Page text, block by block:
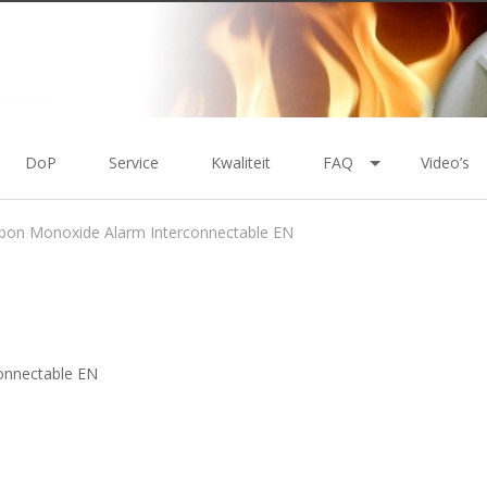
DoP Service Kwaliteit FAQ Video’s
Monoxide Alarm Interconnectable EN
EN